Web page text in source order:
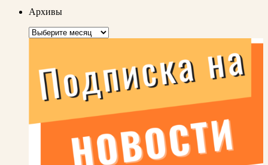
Архивы
Архивы